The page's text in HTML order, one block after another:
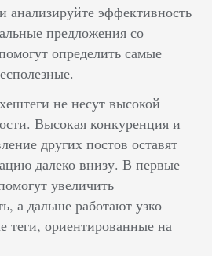
анализируйте эффективность
предложения со
определить самые
не несут высокой
Высокая конкуренция и
других постов оставят
далеко внизу. В первые
увеличить
а дальше работают узко
теги, ориентированные на